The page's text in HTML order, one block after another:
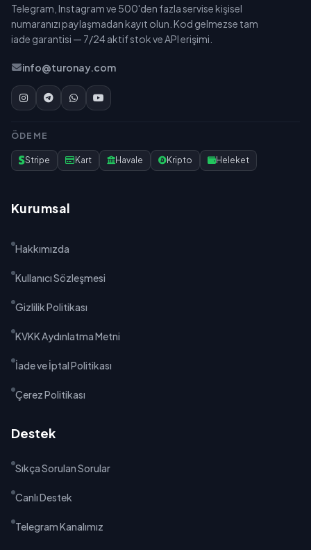
Telegram, Instagram ve 500'den fazla servise kişisel
numaranızı paylaşmadan kayıt olun. Kod gelmezse tam
iade garantisi — 7/24 aktif stok ve API erişimi.
info@turonay.com
ÖDEME
Stripe Kart Havale Kripto Heleket
Kurumsal
Hakkımızda
Kullanıcı Sözleşmesi
Gizlilik Politikası
KVKK Aydınlatma Metni
İade ve İptal Politikası
Çerez Politikası
Destek
Sıkça Sorulan Sorular
Canlı Destek
Telegram Kanalımız